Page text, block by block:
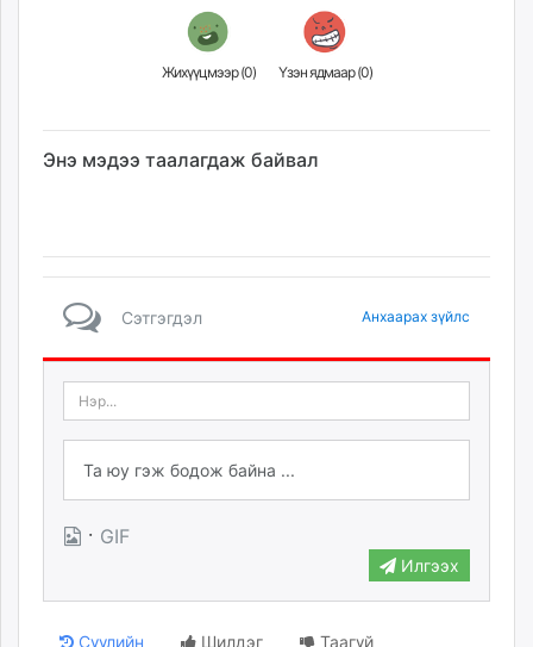
Жихүүцмээр (0) Үзэн ядмаар (0)
Энэ мэдээ таалагдаж байвал
Сэтгэгдэл Анхаарах зүйлс
· GIF
Илгээх
Сүүлийн Шилдэг Таагүй